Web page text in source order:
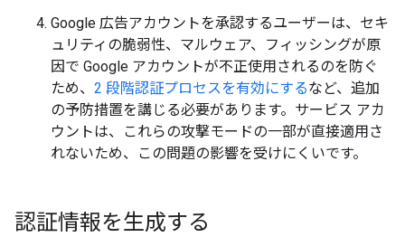
Google 広告アカウントを承認するユーザーは、セキ
ュリティの脆弱性、マルウェア、フィッシングが原
因で Google アカウントが不正使用されるのを防ぐ
ため、 2 段階認証プロセスを有効にするなど、追加
の予防措置を講じる必要があります。サービス アカ
ウントは、これらの攻撃モードの一部が直接適用さ
れないため、この問題の影響を受けにくいです。
認証情報を生成する